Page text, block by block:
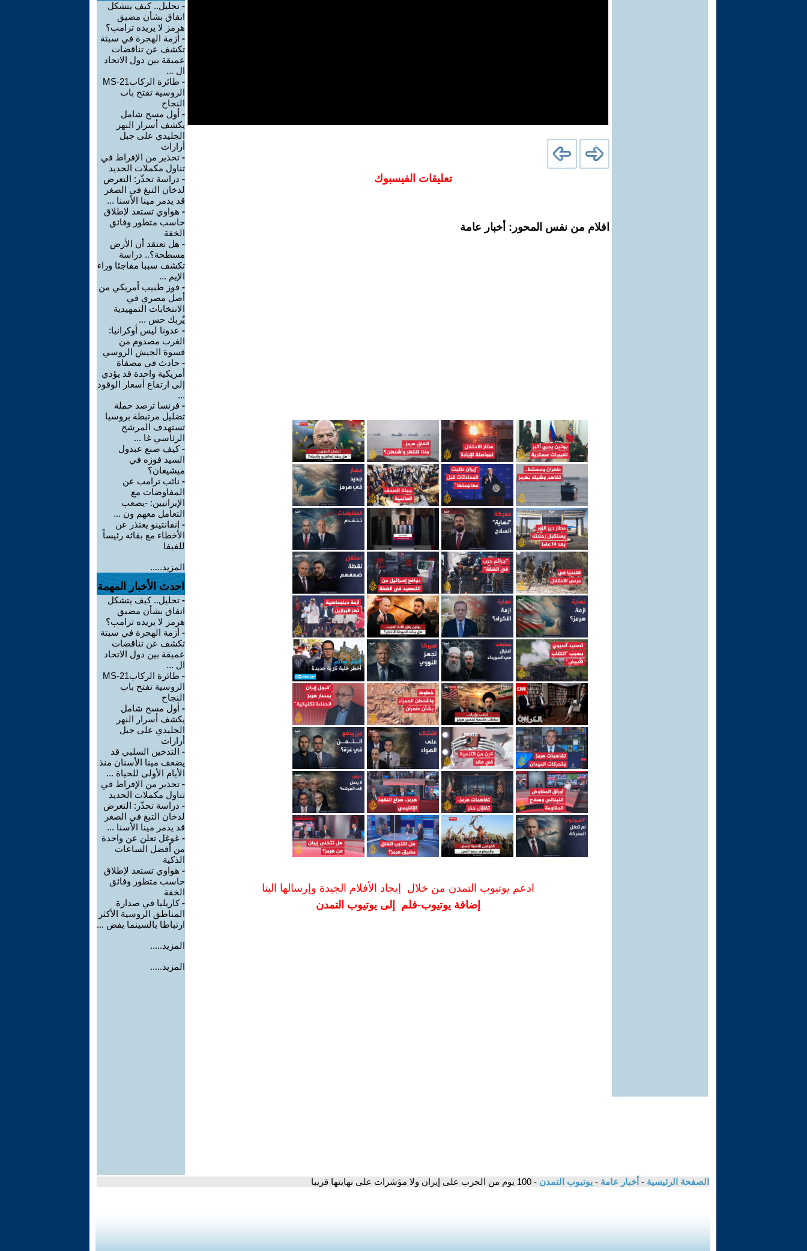
تعليقات الفيسبوك
افلام من نفس المحور: أخبار عامة
ادعم يوتيوب التمدن من خلال إيجاد الأفلام الجيدة وإرسالها الينا
إضافة يوتيوب-فلم إلى يوتيوب التمدن
- تحليل.. كيف يتشكل
اتفاق بشأن مضيق
هرمز لا يريده ترامب؟
- أزمة الهجرة في سبتة
تكشف عن تناقضات
عميقة بين دول الاتحاد
ال ...
-
طائرة الركابMS-21
الروسية تفتح باب
النجاح
- أول مسح شامل
يكشف أسرار النهر
الجليدي على جبل
أرارات
- تحذير من الإفراط في
تناول مكملات الحديد
- دراسة تحذّر: التعرض
لدخان التبغ في الصغر
قد يدمر مينا الأسنا ...
- هواوي تستعد لإطلاق
حاسب متطور وفائق
الخفة
- هل تعتقد أن الأرض
مسطحة؟.. دراسة
تكشف سببا مفاجئا وراء
الإيم ...
- فوز طبيب أمريكي من
أصل مصري في
الانتخابات التمهيدية
يُربك حس ...
- عدونا ليس أوكرانيا:
الغرب مصدوم من
قسوة الجيش الروسي
- حادث في مصفاة
أمريكية واحدة قد يؤدي
إلى ارتفاع أسعار الوقود
...
- فرنسا ترصد حملة
تضليل مرتبطة بروسيا
تستهدف المرشح
الرئاسي غا ...
-كيف صنع عبدول
السيد فوزه في
ميشيغان؟
- نائب ترامب عن
المفاوضات مع
الإيرانيين: -يصعب
التعامل معهم ون ...
- إنفانتينو يعتذر عن
الأخطاء مع بقائه رئيساً
للفيفا
المزيد.....
احدث الأخبار المهمة
- تحليل.. كيف يتشكل
اتفاق بشأن مضيق
هرمز لا يريده ترامب؟
- أزمة الهجرة في سبتة
تكشف عن تناقضات
عميقة بين دول الاتحاد
ال ...
-
طائرة الركابMS-21
الروسية تفتح باب
النجاح
- أول مسح شامل
يكشف أسرار النهر
الجليدي على جبل
أرارات
- التدخين السلبي قد
يضعف مينا الأسنان منذ
الأيام الأولى للحياة ...
- تحذير من الإفراط في
تناول مكملات الحديد
- دراسة تحذّر: التعرض
لدخان التبغ في الصغر
قد يدمر مينا الأسنا ...
- غوغل تعلن عن واحدة
من أفضل الساعات
الذكية
- هواوي تستعد لإطلاق
حاسب متطور وفائق
الخفة
-كاريليا في صدارة
المناطق الروسية الأكثر
ارتباطا بالسينما بفض ...
المزيد.....
المزيد.....
الصفحة الرئيسية - أخبار عامة - يوتيوب التمدن - 100 يوم من الحرب على إيران ولا مؤشرات على نهايتها قريبا